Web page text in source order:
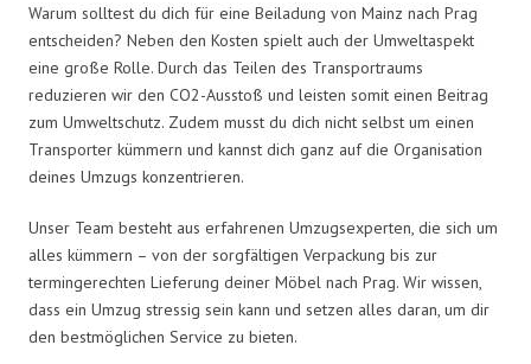
Warum solltest du dich für eine Beiladung von Mainz nach Prag
entscheiden? Neben den Kosten spielt auch der Umweltaspekt
eine große Rolle. Durch das Teilen des Transportraums
reduzieren wir den CO2-Ausstoß und leisten somit einen Beitrag
zum Umweltschutz. Zudem musst du dich nicht selbst um einen
Transporter kümmern und kannst dich ganz auf die Organisation
deines Umzugs konzentrieren.
Unser Team besteht aus erfahrenen Umzugsexperten, die sich um
alles kümmern – von der sorgfältigen Verpackung bis zur
termingerechten Lieferung deiner Möbel nach Prag. Wir wissen,
dass ein Umzug stressig sein kann und setzen alles daran, um dir
den bestmöglichen Service zu bieten.